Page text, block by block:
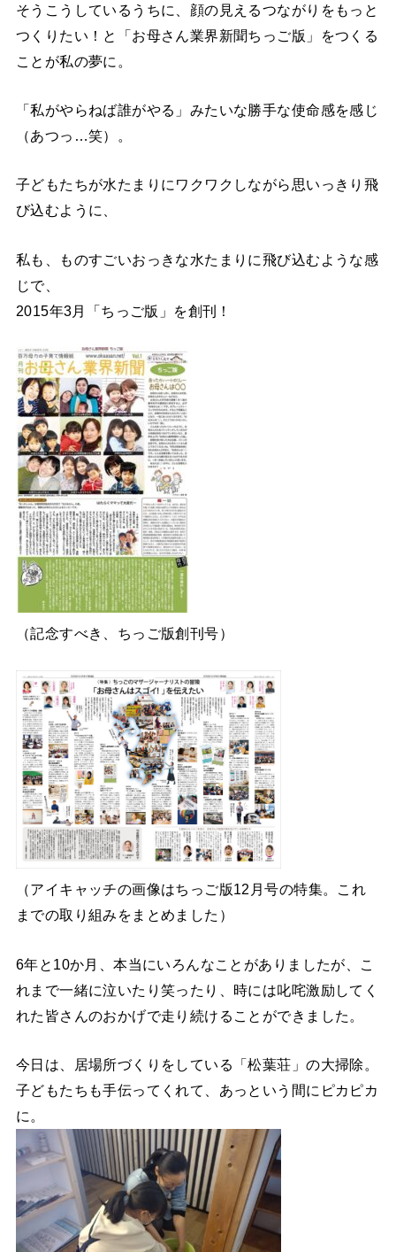
そうこうしているうちに、顔の見えるつながりをもっと
つくりたい！と「お母さん業界新聞ちっご版」をつくる
ことが私の夢に。
「私がやらねば誰がやる」みたいな勝手な使命感を感じ
（あつっ…笑）。
子どもたちが水たまりにワクワクしながら思いっきり飛
び込むように、
私も、ものすごいおっきな水たまりに飛び込むような感
じで、
2015年3月「ちっご版」を創刊！
（記念すべき、ちっご版創刊号）
（アイキャッチの画像はちっご版12月号の特集。これ
までの取り組みをまとめました）
6年と10か月、本当にいろんなことがありましたが、こ
れまで一緒に泣いたり笑ったり、時には叱咤激励してく
れた皆さんのおかげで走り続けることができました。
今日は、居場所づくりをしている「松葉荘」の大掃除。
子どもたちも手伝ってくれて、あっという間にピカピカ
に。